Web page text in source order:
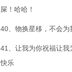
屎！哈哈！
40、物换星移，不会为
41、让我为你祝福让我
快乐